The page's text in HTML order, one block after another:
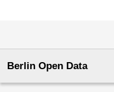
Berlin Open Data